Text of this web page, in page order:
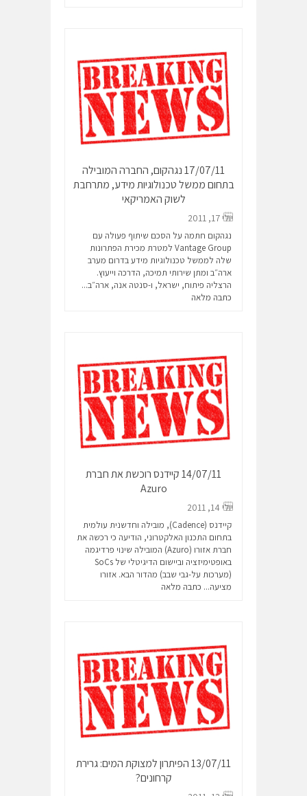
17/07/11 נגהקום, החברה המובילה
בתחום ממשל טכנולוגיות מידע, מתרחבת
לשוק האמריקאי
יולי 17, 2011
נגהקום חתמה על הסכם שיתוף פעולה עם
Vantage Group למטרת מכירת הפתרונות
שלה לממשל טכנולוגיות מידע בדרום מערב
ארה״ב ומתן שירותי תמיכה, הדרכה וייעוץ.
הרצליה פיתוח, ישראל, ו-סנטה אנה, ארה״ב...
כתבה מלאה
14/07/11 קיידנס רוכשת את חברת
Azuro
יולי 14, 2011
קיידנס (Cadence), מובילה וחדשנית עולמית
בתחום התכנון האלקטרוני, הודיעה כי רכשה את
חברת אזורו (Azuro) המובילה שינוי פרדיגמה
באופטימיזציה וביישום הדיגיטלי של SoCs
(מערכות על-גבי שבב) מהדור הבא. אזורו
מציעה... כתבה מלאה
13/07/11 הפיתרון למצוקת המים: גרירת
קרחונים?